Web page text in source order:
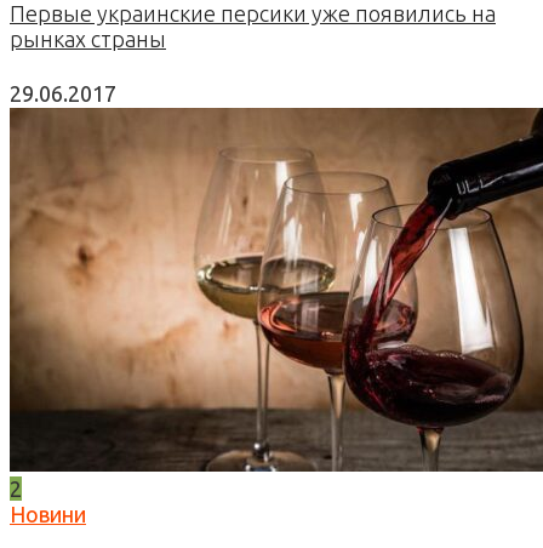
Первые украинские персики уже появились на
рынках страны
29.06.2017
2
Новини